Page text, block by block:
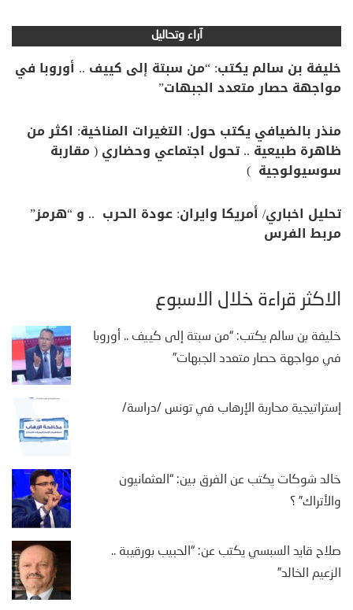
آراء وتحاليل
خليفة بن سالم يكتب: “من سبتة إلى كييف .. أوروبا في
مواجهة حصار متعدد الجبهات”
منذر بالضيافي يكتب حول: التغيرات المناخية: اكثر من
ظاهرة طبيعية .. تحول اجتماعي وحضاري ( مقاربة
سوسيولوجية )
تحليل اخباري/ أمريكا وايران: عودة الحرب .. و “هرمز”
مربط الفرس
الأكثر قراءة خلال الأسبوع
خليفة بن سالم يكتب: “من سبتة إلى كييف .. أوروبا
في مواجهة حصار متعدد الجبهات”
إستراتيجية محاربة الإرهاب في تونس /دراسة/
خالد شوكات يكتب عن الفرق بين: “العثمانيون
والأتراك” ؟
صلاح قايد السبسي يكتب عن: “الحبيب بورقيبة ..
الزعيم الخالد”